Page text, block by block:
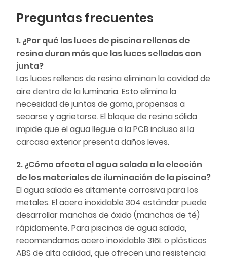
Preguntas frecuentes
1. ¿Por qué las luces de piscina rellenas de
resina duran más que las luces selladas con
junta?
Las luces rellenas de resina eliminan la cavidad de
aire dentro de la luminaria. Esto elimina la
necesidad de juntas de goma, propensas a
secarse y agrietarse. El bloque de resina sólida
impide que el agua llegue a la PCB incluso si la
carcasa exterior presenta daños leves.
2. ¿Cómo afecta el agua salada a la elección
de los materiales de iluminación de la piscina?
El agua salada es altamente corrosiva para los
metales. El acero inoxidable 304 estándar puede
desarrollar manchas de óxido (manchas de té)
rápidamente. Para piscinas de agua salada,
recomendamos acero inoxidable 316L o plásticos
ABS de alta calidad, que ofrecen una resistencia